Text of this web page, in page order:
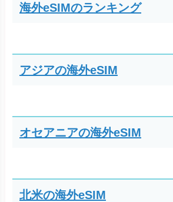
海外eSIMのランキング
アジアの海外eSIM
オセアニアの海外eSIM
北米の海外eSIM